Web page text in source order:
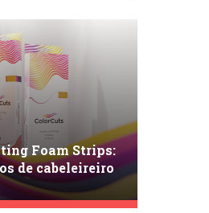
Foam Strips:
de cabeleireiro
capilar de
camadas